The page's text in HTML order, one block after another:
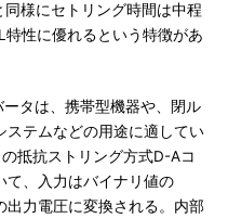
様にセトリング時間は中程
性に優れるという特徴があ
タは、携帯型機器や、閉ル
ステムなどの用途に適してい
抵抗ストリング方式D-Aコ
て、入力はバイナリ値の
出力電圧に変換される。内部